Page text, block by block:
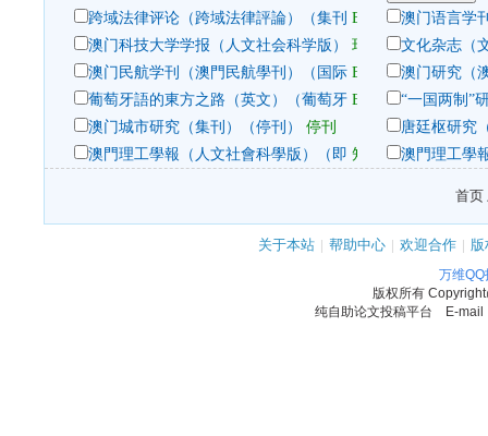
跨域法律评论（跨域法律評論）（集刊 Email投稿澳门语言学
澳门科技大学学报（人文社会科学版）
玛格泰克系统投稿
文化杂志（
澳门民航学刊（澳門民航學刊）（国际 Email投稿澳门研究（
葡萄牙語的東方之路（英文）（葡萄牙 Email投稿“一国两制”
澳门城市研究（集刊）（停刊）
停刊
唐廷枢研究
澳門理工學報（人文社會科學版）（即 知网系统投稿
澳門理工學
首页
关于本站 | 帮助中心 | 欢迎合作 |
万维
版权所有
纯自助论文投稿平台 E-mail